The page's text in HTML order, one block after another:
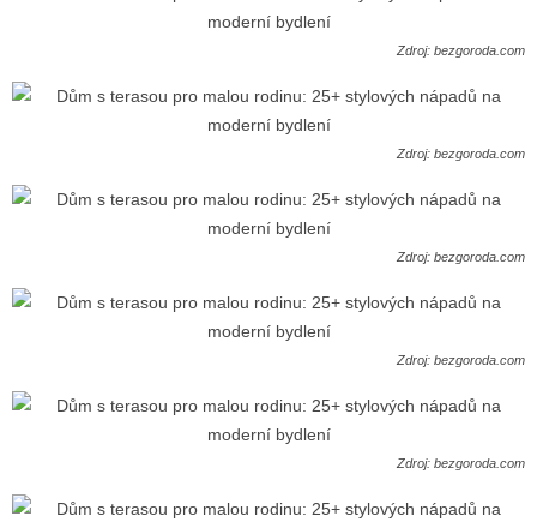
Zdroj: bezgoroda.com
Zdroj: bezgoroda.com
Zdroj: bezgoroda.com
Zdroj: bezgoroda.com
Zdroj: bezgoroda.com